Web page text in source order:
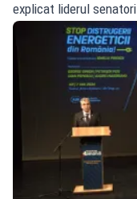
explicat liderul